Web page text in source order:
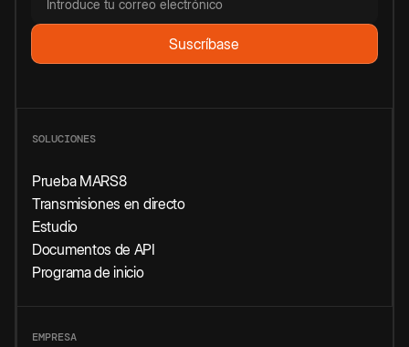
SOLUCIONES
Prueba MARS8
Transmisiones en directo
Estudio
Documentos de API
Programa de inicio
EMPRESA